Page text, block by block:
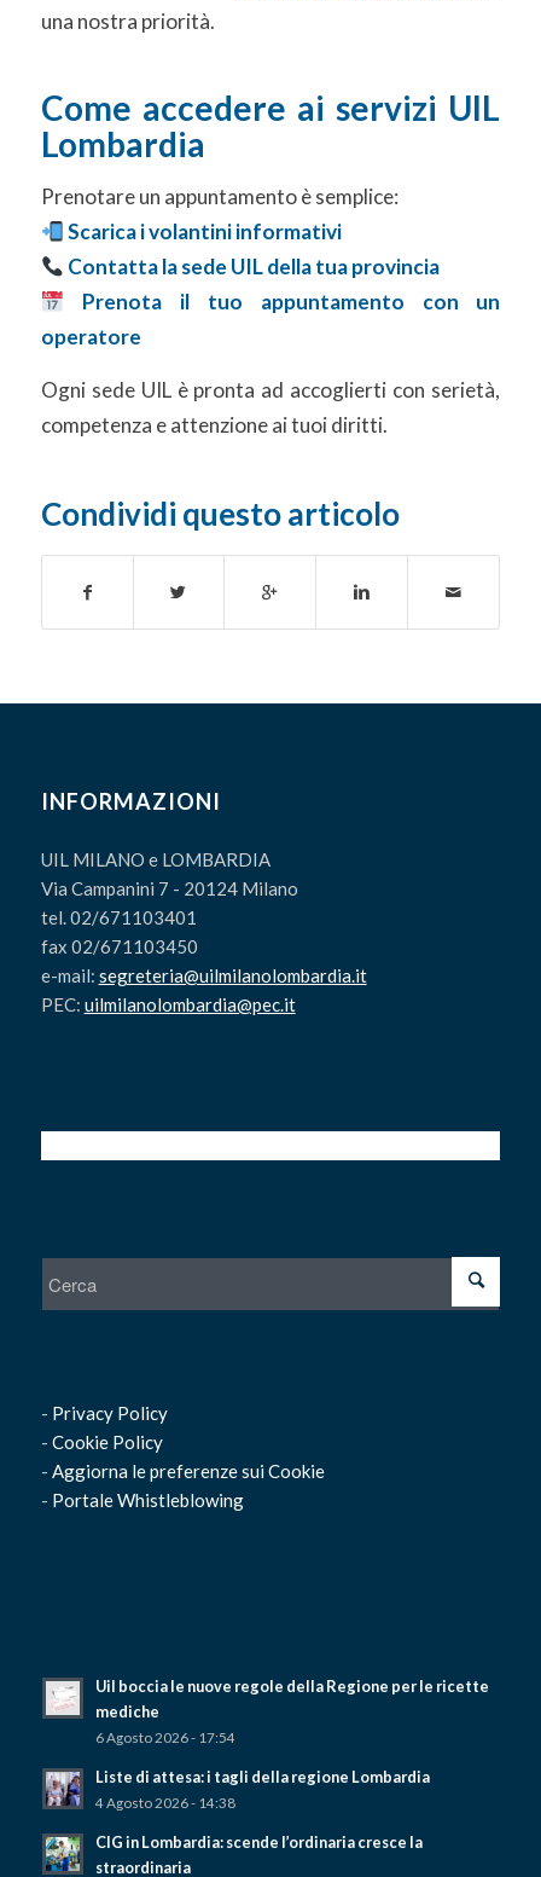
una nostra priorità.
Come accedere ai servizi UIL
Lombardia
Prenotare un appuntamento è semplice:
Scarica i volantini informativi
Contatta la sede UIL della tua provincia
Prenota il tuo appuntamento con un
operatore
Ogni sede UIL è pronta ad accoglierti con serietà,
competenza e attenzione ai tuoi diritti.
Condividi questo articolo
INFORMAZIONI
UIL MILANO e LOMBARDIA
Via Campanini 7 - 20124 Milano
tel. 02/671103401
fax 02/671103450
e-mail: segreteria@uilmilanolombardia.it
PEC: uilmilanolombardia@pec.it
- Privacy Policy
- Cookie Policy
- Aggiorna le preferenze sui Cookie
- Portale Whistleblowing
Uil boccia le nuove regole della Regione per le ricette
mediche
6 Agosto 2026 - 17:54
Liste di attesa: i tagli della regione Lombardia
4 Agosto 2026 - 14:38
CIG in Lombardia: scende l’ordinaria cresce la
straordinaria